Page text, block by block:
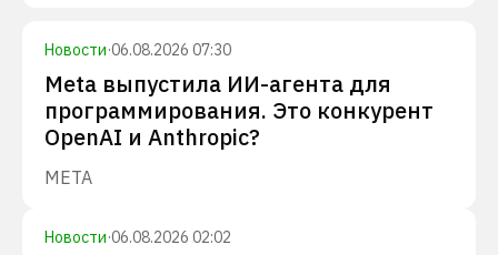
Новости·06.08.2026 07:30
Meta выпустила ИИ-агента для
программирования. Это конкурент
OpenAI и Anthropic?
META
Новости·06.08.2026 02:02